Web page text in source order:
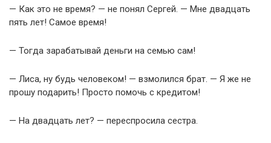
— Как это не время? — не понял Сергей. — Мне двадцать
пять лет! Самое время!
— Тогда зарабатывай деньги на семью сам!
— Лиса, ну будь человеком! — взмолился брат. — Я же не
прошу подарить! Просто помочь с кредитом!
— На двадцать лет? — переспросила сестра.